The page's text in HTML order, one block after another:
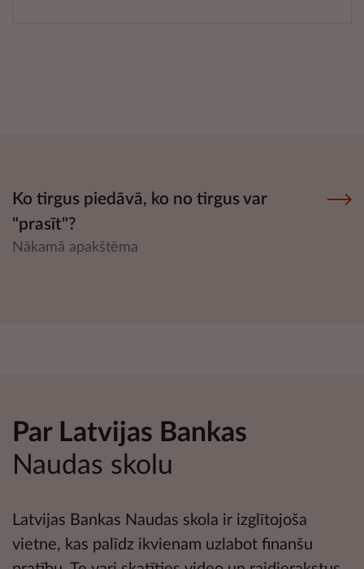
Ko tirgus piedāvā, ko no tirgus var
"prasīt"?
Nākamā apakštēma
Par Latvijas Bankas
Naudas skolu
Latvijas Bankas Naudas skola ir izglītojoša
vietne, kas palīdz ikvienam uzlabot finanšu